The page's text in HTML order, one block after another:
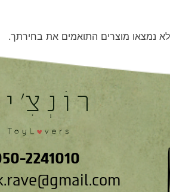
לא נמצאו מוצרים התואמים את בחירתך.
2241010